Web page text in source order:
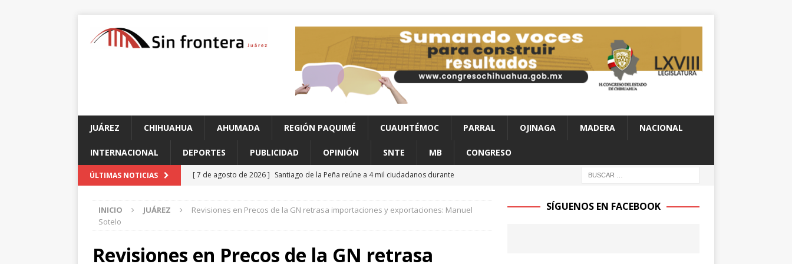
JUÁREZ CHIHUAHUA AHUMADA REGIÓN PAQUIMÉ CUAUHTÉMOC PARRAL OJINAGA MADERA NACIONAL
INTERNACIONAL DEPORTES PUBLICIDAD OPINIÓN SNTE MB CONGRESO
ÚLTIMAS NOTICIAS [ 7 de agosto de 2026 ] Santiago de la Peña reúne a 4 mil ciudadanos durante
[ 7 de agosto de 2026 ] Hombre muere a bordo de una ambulancia de URGE tras
[ 7 de agosto de 2026 ] Clausura alcalde Marco Bonilla la Veraneada DIFertida 2026 en
INICIO JUÁREZ
Revisiones en Precos de la GN retrasa importaciones y exportaciones: Manuel
Sotelo
Revisiones en Precos de la GN retrasa
SÍGUENOS EN FACEBOOK